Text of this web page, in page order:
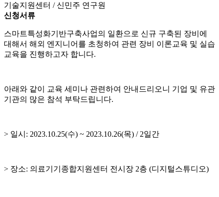
기술지원센터 / 신민주 연구원
신청서류
스마트특성화기반구축사업의 일환으로 신규 구축된 장비에
대해서 해외 엔지니어를 초청하여 관련 장비 이론교육 및 실습
교육을 진행하고자 합니다.
아래와 같이 교육 세미나 관련하여 안내드리오니 기업 및 유관
기관의 많은 참석 부탁드립니다.
> 일시: 2023.10.25(수) ~ 2023.10.26(목) / 2일간
> 장소: 의료기기종합지원센터 전시장 2층 (디지털스튜디오)